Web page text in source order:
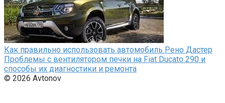
Как правильно использовать автомобиль Рено Дастер
Проблемы с вентилятором печки на Fiat Ducato 290 и
способы их диагностики и ремонта
© 2026 Avtonov